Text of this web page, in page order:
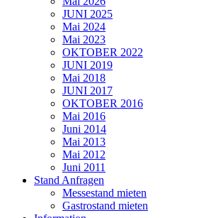
JUNI 2025
Mai 2024
Mai 2023
OKTOBER 2022
JUNI 2019
Mai 2018
JUNI 2017
OKTOBER 2016
Mai 2016
Juni 2014
Mai 2013
Mai 2012
Juni 2011
Stand Anfragen
Messestand mieten
Gastrostand mieten